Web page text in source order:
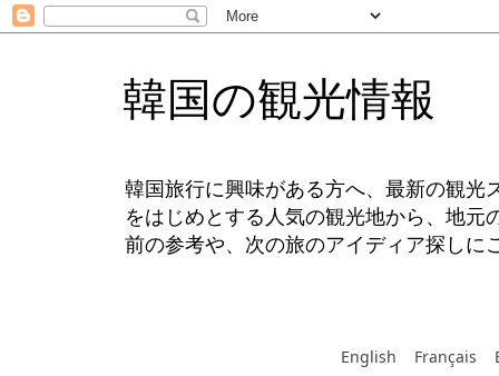
韓国の観光情報
韓国旅行に興味がある方へ、最新の観光
をはじめとする人気の観光地から、地
前の参考や、次の旅のアイディア探しに
English Français